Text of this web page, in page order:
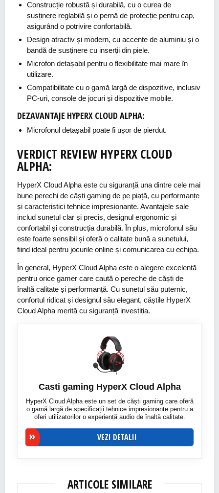
Construcție robustă și durabilă, cu o curea de
susținere reglabilă și o pernă de protecție pentru cap,
asigurând o potrivire confortabilă.
Design atractiv și modern, cu accente de aluminiu și o
bandă de susținere cu inserții din piele.
Microfon detașabil pentru o flexibilitate mai mare în
utilizare.
Compatibilitate cu o gamă largă de dispozitive, inclusiv
PC-uri, console de jocuri și dispozitive mobile.
DEZAVANTAJE HYPERX CLOUD ALPHA:
Microfonul detașabil poate fi ușor de pierdut.
VERDICT REVIEW HYPERX CLOUD
ALPHA:
HyperX Cloud Alpha este cu siguranță una dintre cele mai
bune perechi de căști gaming de pe piață, cu performanțe
și caracteristici tehnice impresionante. Avantajele sale
includ sunetul clar și precis, designul ergonomic și
confortabil și construcția durabilă. În plus, microfonul său
este foarte sensibil și oferă o calitate bună a sunetului,
fiind ideal pentru jocurile online și comunicarea cu echipa.
În general, HyperX Cloud Alpha este o alegere excelentă
pentru orice gamer care caută o pereche de căști de
înaltă calitate și performanță. Cu sunetul său puternic,
confortul ridicat și designul său elegant, căștile HyperX
Cloud Alpha merită cu siguranță investiția.
Casti gaming HyperX Cloud Alpha
HyperX Cloud Alpha este un set de căști gaming care oferă
o gamă largă de specificații tehnice impresionante pentru a
oferi utilizatorilor o experiență audio de înaltă calitate.
VEZI DETALII
ARTICOLE SIMILARE